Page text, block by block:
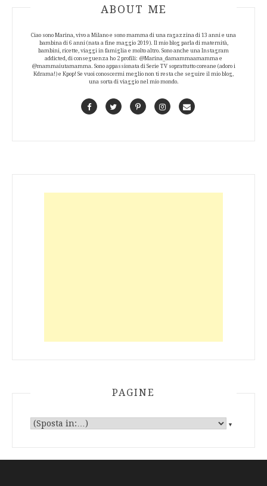
ABOUT AUTHOR
ABOUT ME
Ciao sono Marina, vivo a Milano e sono mamma di una ragazzina di 13 anni e una
bambina di 6 anni (nata a fine maggio 2019). Il mio blog parla di maternità,
bambini, ricette, viaggi in famiglia e molto altro. Sono anche una Instagram
addicted, di conseguenza ho 2 profili: @Marina_damammaamamma e
@mammaiutamamma. Sono appassionata di Serie TV soprattutto coreane (adoro i
Kdrama!) e Kpop! Se vuoi conoscermi meglio non ti resta che seguire il mio blog,
una sorta di viaggio nel mio mondo.
FacebookTwitterPinterestInstagramContact
PAGINE
▼